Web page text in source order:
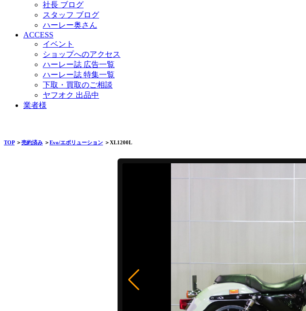
社長 ブログ
スタッフ ブログ
ハーレー奥さん
ACCESS
イベント
ショップへのアクセス
ハーレー誌 広告一覧
ハーレー誌 特集一覧
下取・買取のご相談
ヤフオク 出品中
業者様
TOP＞売約済み ＞Evo/エボリューション ＞XL1200L